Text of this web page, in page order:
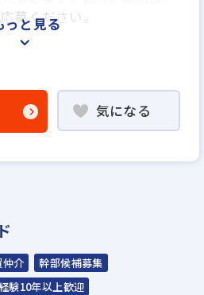
募ください。
ントリー
書類選考
っと見る
気になる
仲介
幹部候補募集
験10年以上歓迎